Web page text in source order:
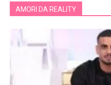
AMORI DA REALITY